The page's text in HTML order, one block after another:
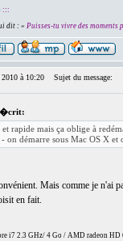
:::
dit : « Puisses-tu vivre des moments
à 10:20 Sujet du message:
�crit:
et rapide mais ça oblige à
on démarre sous Mac OS X
Mais comme je n'ai
en fait.
i7 2.3 GHz/ 4 Go / AMD radeon